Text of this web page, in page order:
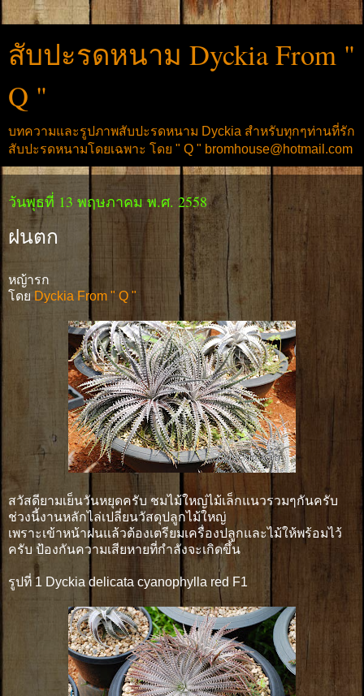
สับปะรดหนาม Dyckia From "
Q "
บทความและรูปภาพสับปะรดหนาม Dyckia สำหรับทุกๆท่านที่รัก
สับปะรดหนามโดยเฉพาะ โดย " Q " bromhouse@hotmail.com
วันพุธที่ 13 พฤษภาคม พ.ศ. 2558
ฝนตก
หญ้ารก
โดยDyckia From " Q "
สวัสดียามเย็นวันหยุดครับ ชมไม้ใหญ่ไม้เล็กแนวรวมๆกันครับ
ช่วงนี้งานหลักไล่เปลี่ยนวัสดุปลูกไม้ใหญ่
เพราะเข้าหน้าฝนแล้วต้องเตรียมเครื่องปลูกและไม้ให้พร้อมไว้
ครับ ป้องกันความเสียหายที่กำลังจะเกิดขึ้น
รูปที่ 1 Dyckia delicata cyanophylla red F1